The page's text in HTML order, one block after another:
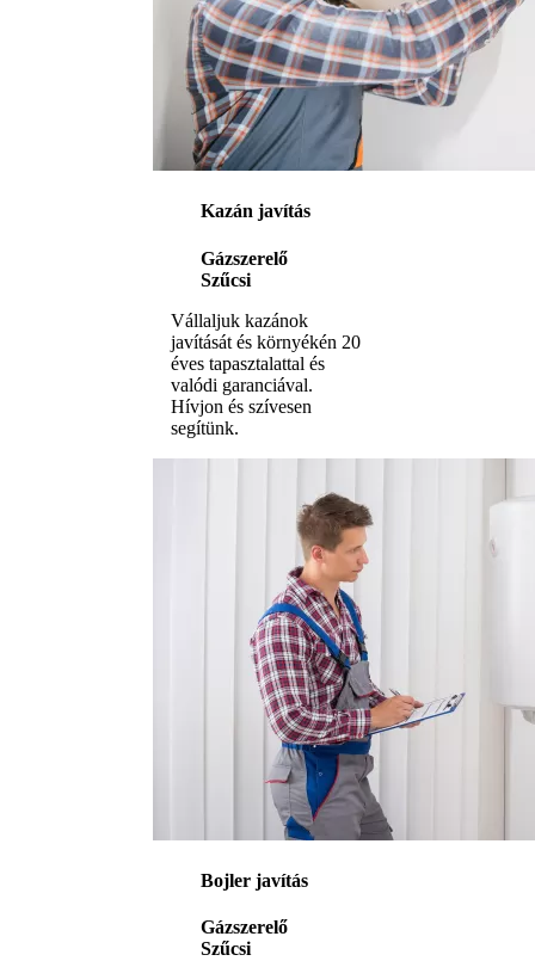
Kazán javítás
Gázszerelő
Szűcsi
Vállaljuk kazánok
javítását és környékén 20
éves tapasztalattal és
valódi garanciával.
Hívjon és szívesen
segítünk.
Bojler javítás
Gázszerelő
Szűcsi